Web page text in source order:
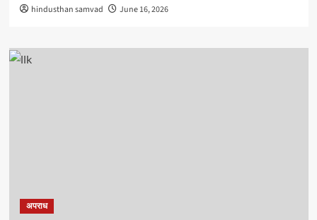
hindusthan samvad June 16, 2026
अपराध